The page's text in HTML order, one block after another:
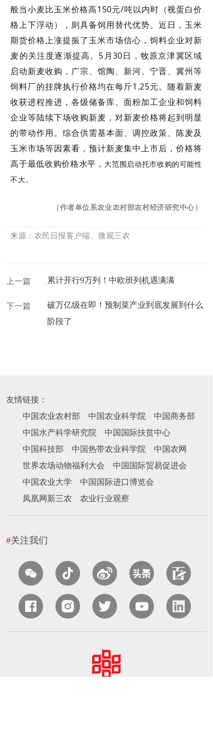
般当小麦比玉米价格高150元/吨以内时（视蛋白价
格上下浮动），则具备饲用替代优势。近日，玉米
期货价格上涨提振了玉米市场信心，饲料企业对新
麦的关注度逐渐提高。5月30日，牧原京津冀区域
启动新麦收购，广宗、馆陶、新河、宁晋、冀州等
饲料厂的挂牌执行价格均在每斤1.25元。随着新麦
收获进程推进，各级储备库、面粉加工企业和饲料
企业等陆续下场收购新麦，对新麦价格将起到明显
的带动作用。综合供需基本面、调控政策、陈麦及
玉米市场等因素看，预计新麦集中上市后，价格将
高于最低收购价格水平， 大范围启动托市收购的可能性
不大。
（作者单位系农业农村部农村经济研究中心）
来源：农民日报客户端、微观三农
上一篇 累计开行9万列！中欧班列机遇满满
下一篇
破万亿级在即！预制菜产业到底发展到什么
阶段了
友情链接：
中国农业农村部
中国农业科学院
中国商务部
中国水产科学研究院
中国国际扶贫中心
中国科技部
中国热带农业科学院
中国农网
世界农场动物福利大会
中国国际贸易促进会
中国农业大学
中国国际进口博览会
凤凰网新三农
农业行业观察
#关注我们